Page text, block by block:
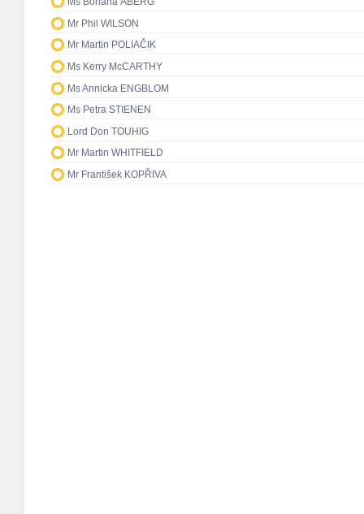
Mr Phil WILSON
Mr Martin POLIAČIK
Ms Kerry McCARTHY
Ms Annicka ENGBLOM
Ms Petra STIENEN
Lord Don TOUHIG
Mr Martin WHITFIELD
Mr František KOPŘIVA